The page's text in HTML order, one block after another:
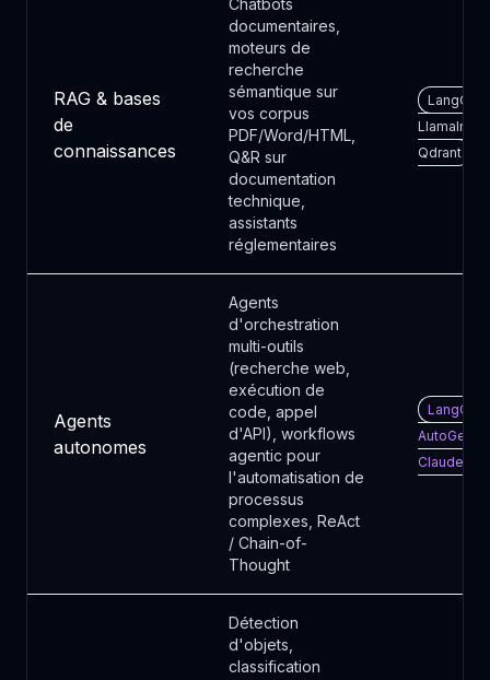
RAG & bases
de
connaissances
Chatbots
documentaires,
moteurs de
recherche
sémantique sur
vos corpus
PDF/Word/HTML,
Q&R sur
documentation
technique,
assistants
réglementaires
LlamaIndex
Qdrant
Agents
autonomes
Agents
d'orchestration
multi-outils
(recherche web,
exécution de
code, appel
d'API), workflows
agentic pour
l'automatisation de
processus
complexes, ReAct
/ Chain-of-
Thought
AutoGen ·
Claude API
Détection
d'objets,
classification